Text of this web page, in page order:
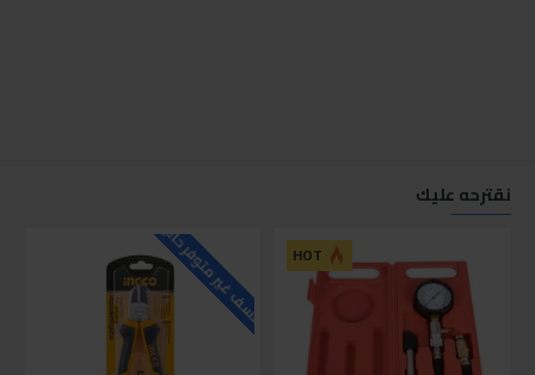
نقترحه عليك
HOT للاسف غير متوفر حاليا